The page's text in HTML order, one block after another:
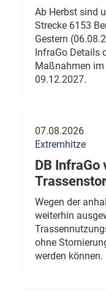
Ab Herbst sind
Strecke 6153
Gestern
InfraGo Details
Maßnahmen
09.12.2027.
07.08.2026
Extremhitze
DB
Wegen der
weiterhin
ohne
werden können.